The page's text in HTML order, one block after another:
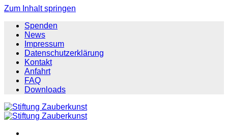
Zum Inhalt springen
Spenden
News
Impressum
Datenschutzerklärung
Kontakt
Anfahrt
FAQ
Downloads